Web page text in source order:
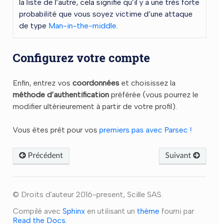
la liste de l’autre, cela signifie qu’il y a une très forte
probabilité que vous soyez victime d’une attaque
de type Man-in-the-middle
Configurez votre compte
Enfin, entrez vos coordonnéeset choisissez la
méthode d’authentificationpréférée (vous pourrez le
modifier ultérieurement à partir de votre profil).
Vous êtes prêt pour vos premiers pas avec Parsec !
Précédent Suivant
© Droits d'auteur 2016-present, Scille SAS.
Compilé avec Sphinx en utilisant un thème fourni par
Read the Docs